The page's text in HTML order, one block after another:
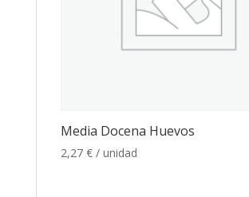
Media Docena Huevos
2,27 € / unidad